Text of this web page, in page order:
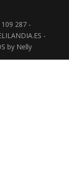
287 -
-
by Nelly